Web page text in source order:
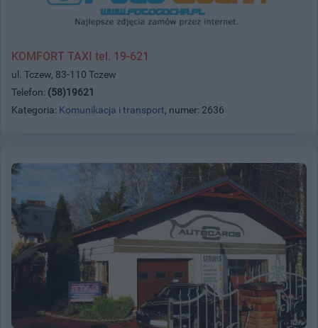
KOMFORT TAXI tel. 19-621
ul. Tczew, 83-110 Tczew
Telefon: (58)19621
Kategoria: Komunikacja i transport, numer: 2636